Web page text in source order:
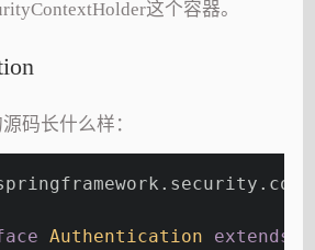
这个容器。
码长什么样：
Authentication extends